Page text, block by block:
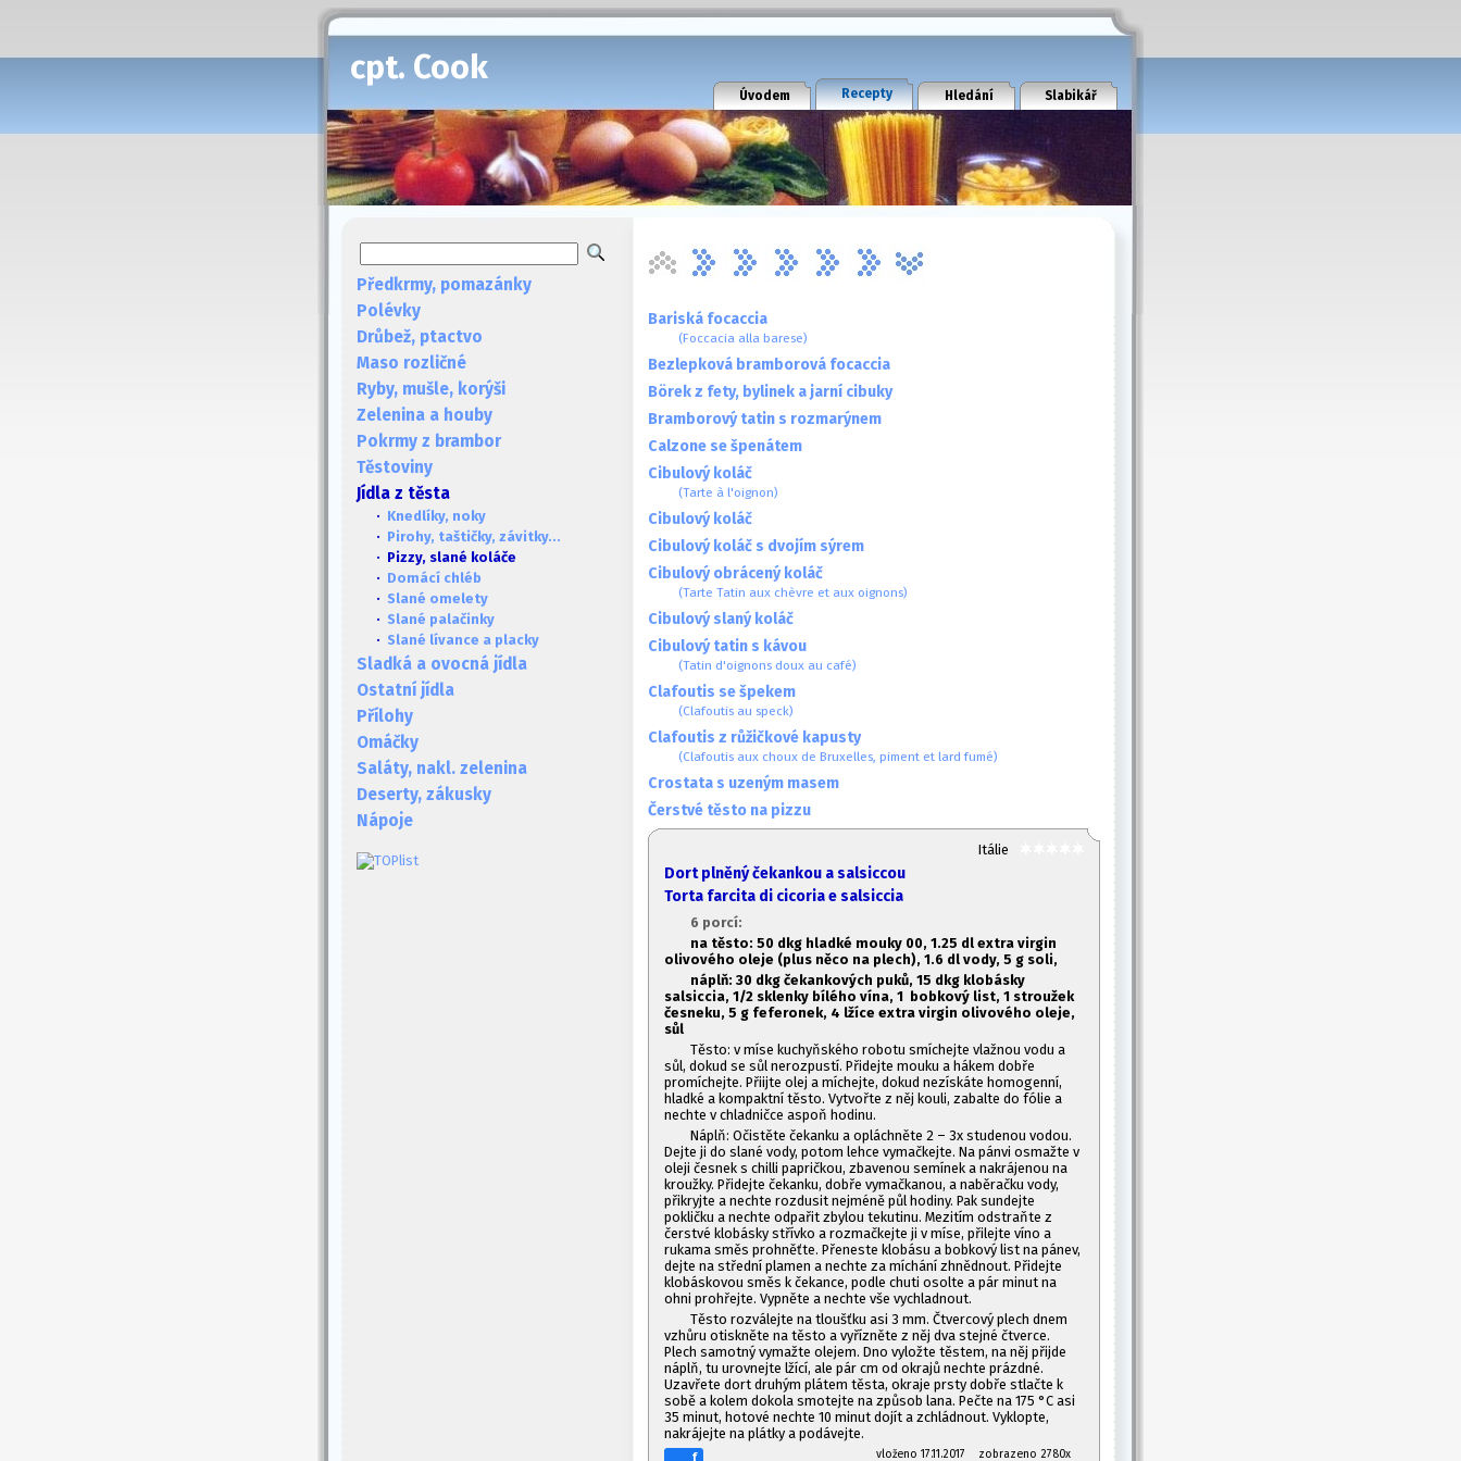
cpt. Cook
Úvodem Recepty Hledání Slabikář
Předkrmy, pomazánky
Polévky
Drůbež, ptactvo
Maso rozličné
Ryby, mušle, korýši
Zelenina a houby
Pokrmy z brambor
Těstoviny
Jídla z těsta
· Knedlíky, noky
· Pirohy, taštičky, závitky...
· Pizzy, slané koláče
· Domácí chléb
· Slané omelety
· Slané palačinky
· Slané lívance a placky
Sladká a ovocná jídla
Ostatní jídla
Přílohy
Omáčky
Saláty, nakl. zelenina
Deserty, zákusky
Nápoje
Bariská focaccia
(Foccacia alla barese)
Bezlepková bramborová focaccia
Börek z fety, bylinek a jarní cibuky
Bramborový tatin s rozmarýnem
Calzone se špenátem
Cibulový koláč
(Tarte à l'oignon)
Cibulový koláč
Cibulový koláč s dvojím sýrem
Cibulový obrácený koláč
(Tarte Tatin aux chèvre et aux oignons)
Cibulový slaný koláč
Cibulový tatin s kávou
(Tatin d'oignons doux au café)
Clafoutis se špekem
(Clafoutis au speck)
Clafoutis z růžičkové kapusty
(Clafoutis aux choux de Bruxelles, piment et lard fumé)
Crostata s uzeným masem
Čerstvé těsto na pizzu
Itálie
Dort plněný čekankou a salsiccou
Torta farcita di cicoria e salsiccia
6 porcí:
na těsto: 50 dkg hladké mouky 00, 1.25 dl extra virgin
olivového oleje (plus něco na plech), 1.6 dl vody, 5 g soli,
náplň: 30 dkg čekankových puků, 15 dkg klobásky
salsiccia, 1/2 sklenky bílého vína, 1 bobkový list, 1 stroužek
česneku, 5 g feferonek, 4 lžíce extra virgin olivového oleje,
sůl
Těsto: v míse kuchyňského robotu smíchejte vlažnou vodu a
sůl, dokud se sůl nerozpustí. Přidejte mouku a hákem dobře
promíchejte. Přiijte olej a míchejte, dokud nezískáte homogenní,
hladké a kompaktní těsto. Vytvořte z něj kouli, zabalte do fólie a
nechte v chladničce aspoň hodinu.
Náplň: Očistěte čekanku a opláchněte 2 – 3x studenou vodou.
Dejte ji do slané vody, potom lehce vymačkejte. Na pánvi osmažte v
oleji česnek s chilli papričkou, zbavenou semínek a nakrájenou na
kroužky. Přidejte čekanku, dobře vymačkanou, a naběračku vody,
přikryjte a nechte rozdusit nejméně půl hodiny. Pak sundejte
pokličku a nechte odpařit zbylou tekutinu. Mezitím odstraňte z
čerstvé klobásky střívko a rozmačkejte ji v míse, přilejte víno a
rukama směs prohněťte. Přeneste klobásu a bobkový list na pánev,
dejte na střední plamen a nechte za míchání zhnědnout. Přidejte
klobáskovou směs k čekance, podle chuti osolte a pár minut na
ohni prohřejte. Vypněte a nechte vše vychladnout.
Těsto rozválejte na tloušťku asi 3 mm. Čtvercový plech dnem
vzhůru otiskněte na těsto a vyřízněte z něj dva stejné čtverce.
Plech samotný vymažte olejem. Dno vyložte těstem, na něj přijde
náplň, tu urovnejte lžící, ale pár cm od okrajů nechte prázdné.
Uzavřete dort druhým plátem těsta, okraje prsty dobře stlačte k
sobě a kolem dokola smotejte na způsob lana. Pečte na 175 °C asi
35 minut, hotové nechte 10 minut dojít a zchládnout. Vyklopte,
nakrájejte na plátky a podávejte.
f vloženo 17.11.2017 zobrazeno 2780x